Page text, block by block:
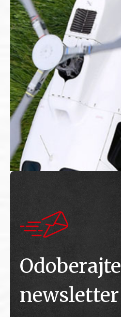
Odoberajte
newsletter